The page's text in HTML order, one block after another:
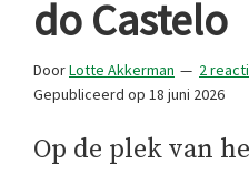
en
fanaten
do Castelo
DoorLotte Akkerman
2
Gepubliceerd op 18 juni 2026
Op de plek van